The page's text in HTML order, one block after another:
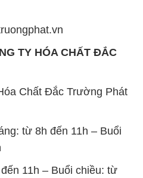
TY HÓA CHẤT ĐẮC
Chất Đắc Trường Phát
từ 8h đến 11h – Buổi
11h – Buổi chiều: từ